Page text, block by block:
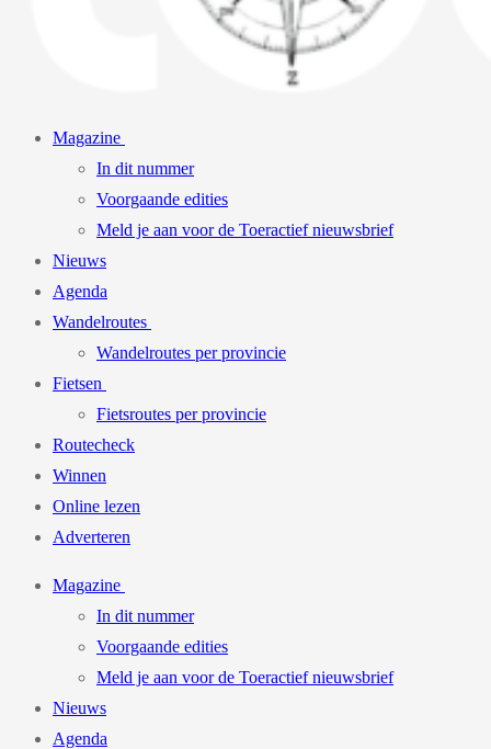
Magazine
In dit nummer
Voorgaande edities
Meld je aan voor de Toeractief nieuwsbrief
Nieuws
Agenda
Wandelroutes
Wandelroutes per provincie
Fietsen
Fietsroutes per provincie
Routecheck
Winnen
Online lezen
Adverteren
Magazine
In dit nummer
Voorgaande edities
Meld je aan voor de Toeractief nieuwsbrief
Nieuws
Agenda